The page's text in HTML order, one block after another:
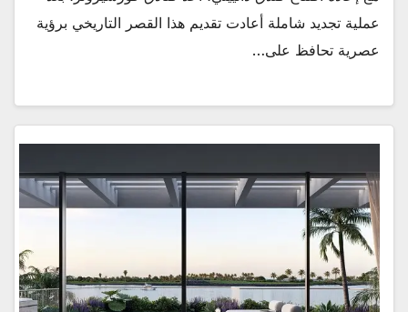
عملية تجديد شاملة أعادت تقديم هذا القصر التاريخي برؤية
عصرية تحافظ على…